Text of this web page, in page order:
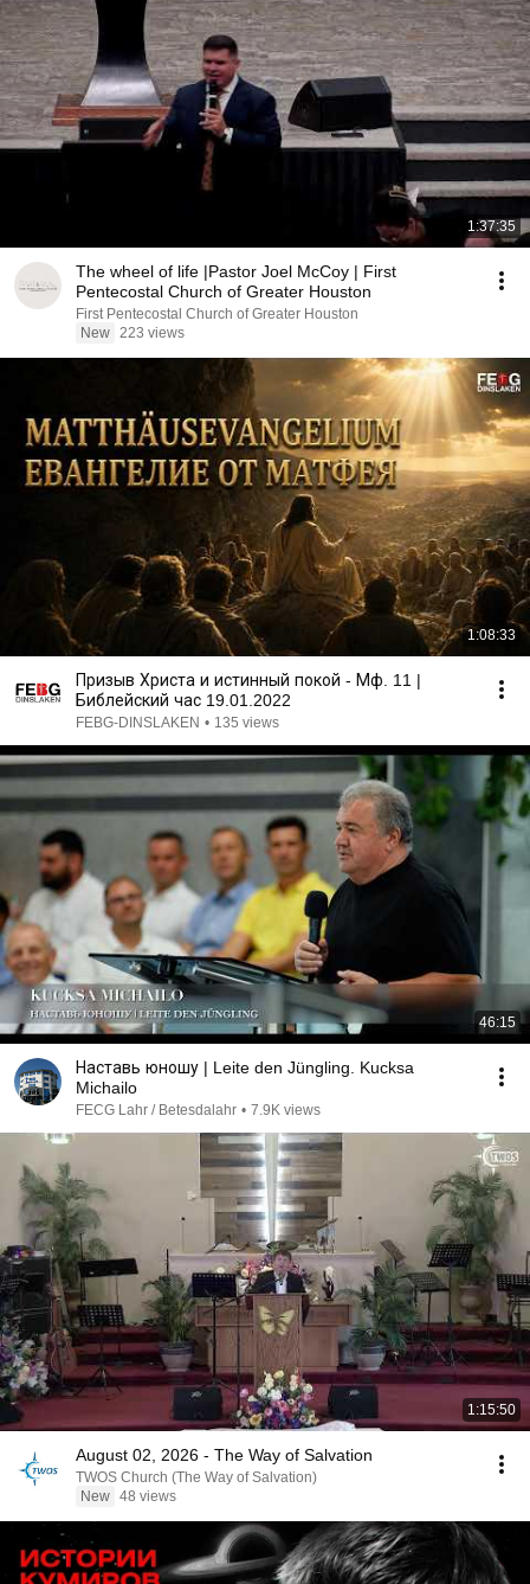
1:37:35
The wheel of life |Pastor Joel McCoy | First
Pentecostal Church of Greater Houston
First Pentecostal Church of Greater Houston
New 223 views
1:08:33
Призыв Христа и истинный покой - Мф. 11 |
Библейский час 19.01.2022
FEBG-DINSLAKEN • 135 views
46:15
Наставь юношу | Leite den Jüngling. Kucksa
Michailo
FECG Lahr / Betesdalahr • 7.9K views
1:15:50
August 02, 2026 - The Way of Salvation
TWOS Church (The Way of Salvation)
New 48 views